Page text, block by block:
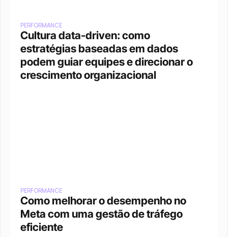
PERFORMANCE
Cultura data-driven: como
estratégias baseadas em dados
podem guiar equipes e direcionar o
crescimento organizacional
PERFORMANCE
Como melhorar o desempenho no
Meta com uma gestão de tráfego
eficiente